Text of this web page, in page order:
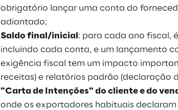
obrigatório lançar uma conta do
adiantado;
Saldo final/inicial : para cada ano fiscal,
incluindo cada conta, e um lançamento
exigência fiscal tem um impacto
receitas) e relatórios padrão (declaração
"Carta de Intenções" do cliente e do
onde os exportadores habituais declaram